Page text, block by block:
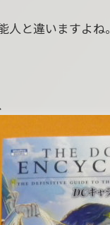
人と違いますよね。